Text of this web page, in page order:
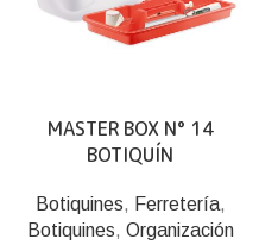
MASTER BOX N° 14
BOTIQUÍN
Botiquines, Ferretería,
Botiquines, Organización